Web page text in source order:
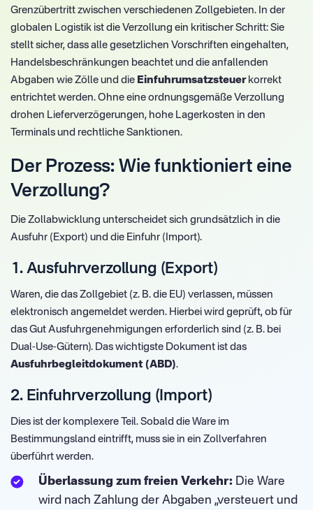
Grenzübertritt zwischen verschiedenen Zollgebieten. In der
globalen Logistik ist die Verzollung ein kritischer Schritt: Sie
stellt sicher, dass alle gesetzlichen Vorschriften eingehalten,
Handelsbeschränkungen beachtet und die anfallenden
Abgaben wie Zölle und die Einfuhrumsatzsteuerkorrekt
entrichtet werden. Ohne eine ordnungsgemäße Verzollung
drohen Lieferverzögerungen, hohe Lagerkosten in den
Terminals und rechtliche Sanktionen.
Der Prozess: Wie funktioniert eine
Verzollung?
Die Zollabwicklung unterscheidet sich grundsätzlich in die
Ausfuhr (Export) und die Einfuhr (Import).
1. Ausfuhrverzollung (Export)
Waren, die das Zollgebiet (z. B. die EU) verlassen, müssen
elektronisch angemeldet werden. Hierbei wird geprüft, ob für
das Gut Ausfuhrgenehmigungen erforderlich sind (z. B. bei
Dual-Use-Gütern). Das wichtigste Dokument ist das
Ausfuhrbegleitdokument (ABD).
2. Einfuhrverzollung (Import)
Dies ist der komplexere Teil. Sobald die Ware im
Bestimmungsland eintrifft, muss sie in ein Zollverfahren
überführt werden.
Überlassung zum freien Verkehr: Die Ware
wird nach Zahlung der Abgaben „versteuert und